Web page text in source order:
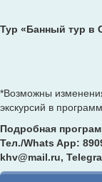
Тур «Банный тур в
*Возможны
экскурсий в
Подробная
Тел./Whats App:
khv@mail.ru,